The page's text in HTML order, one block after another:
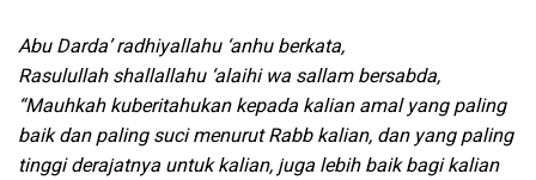
Abu Darda’ radhiyallahu ‘anhu berkata,
Rasulullah shallallahu ‘alaihi wa sallam bersabda,
“Mauhkah kuberitahukan kepada kalian amal yang paling
baik dan paling suci menurut Rabb kalian, dan yang paling
tinggi derajatnya untuk kalian, juga lebih baik bagi kalian